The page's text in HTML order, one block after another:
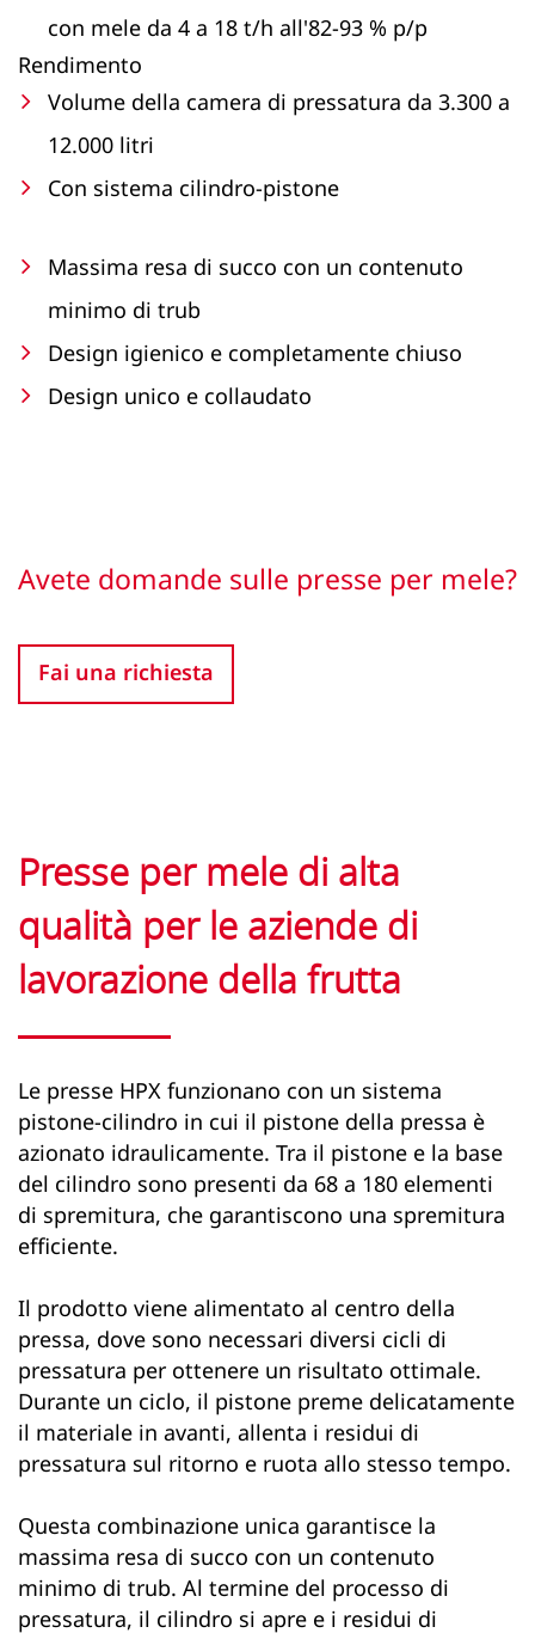
con mele da 4 a 18 t/h all'82-93 % p/p
Rendimento
Volume della camera di pressatura da 3.300 a
12.000 litri
Con sistema cilindro-pistone
Massima resa di succo con un contenuto
minimo di trub
Design igienico e completamente chiuso
Design unico e collaudato
Avete domande sulle presse per mele?
Fai una richiesta
Presse per mele di alta
qualità per le aziende di
lavorazione della frutta
Le presse HPX funzionano con un sistema
pistone-cilindro in cui il pistone della pressa è
azionato idraulicamente. Tra il pistone e la base
del cilindro sono presenti da 68 a 180 elementi
di spremitura, che garantiscono una spremitura
efficiente.
Il prodotto viene alimentato al centro della
pressa, dove sono necessari diversi cicli di
pressatura per ottenere un risultato ottimale.
Durante un ciclo, il pistone preme delicatamente
il materiale in avanti, allenta i residui di
pressatura sul ritorno e ruota allo stesso tempo.
Questa combinazione unica garantisce la
massima resa di succo con un contenuto
minimo di trub. Al termine del processo di
pressatura, il cilindro si apre e i residui di